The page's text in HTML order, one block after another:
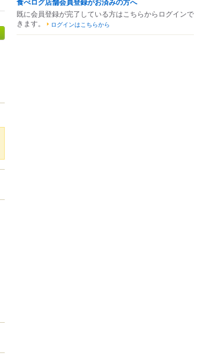
既に会員登録が完了している方はこちらからログインで
きます。
ログインはこちらから